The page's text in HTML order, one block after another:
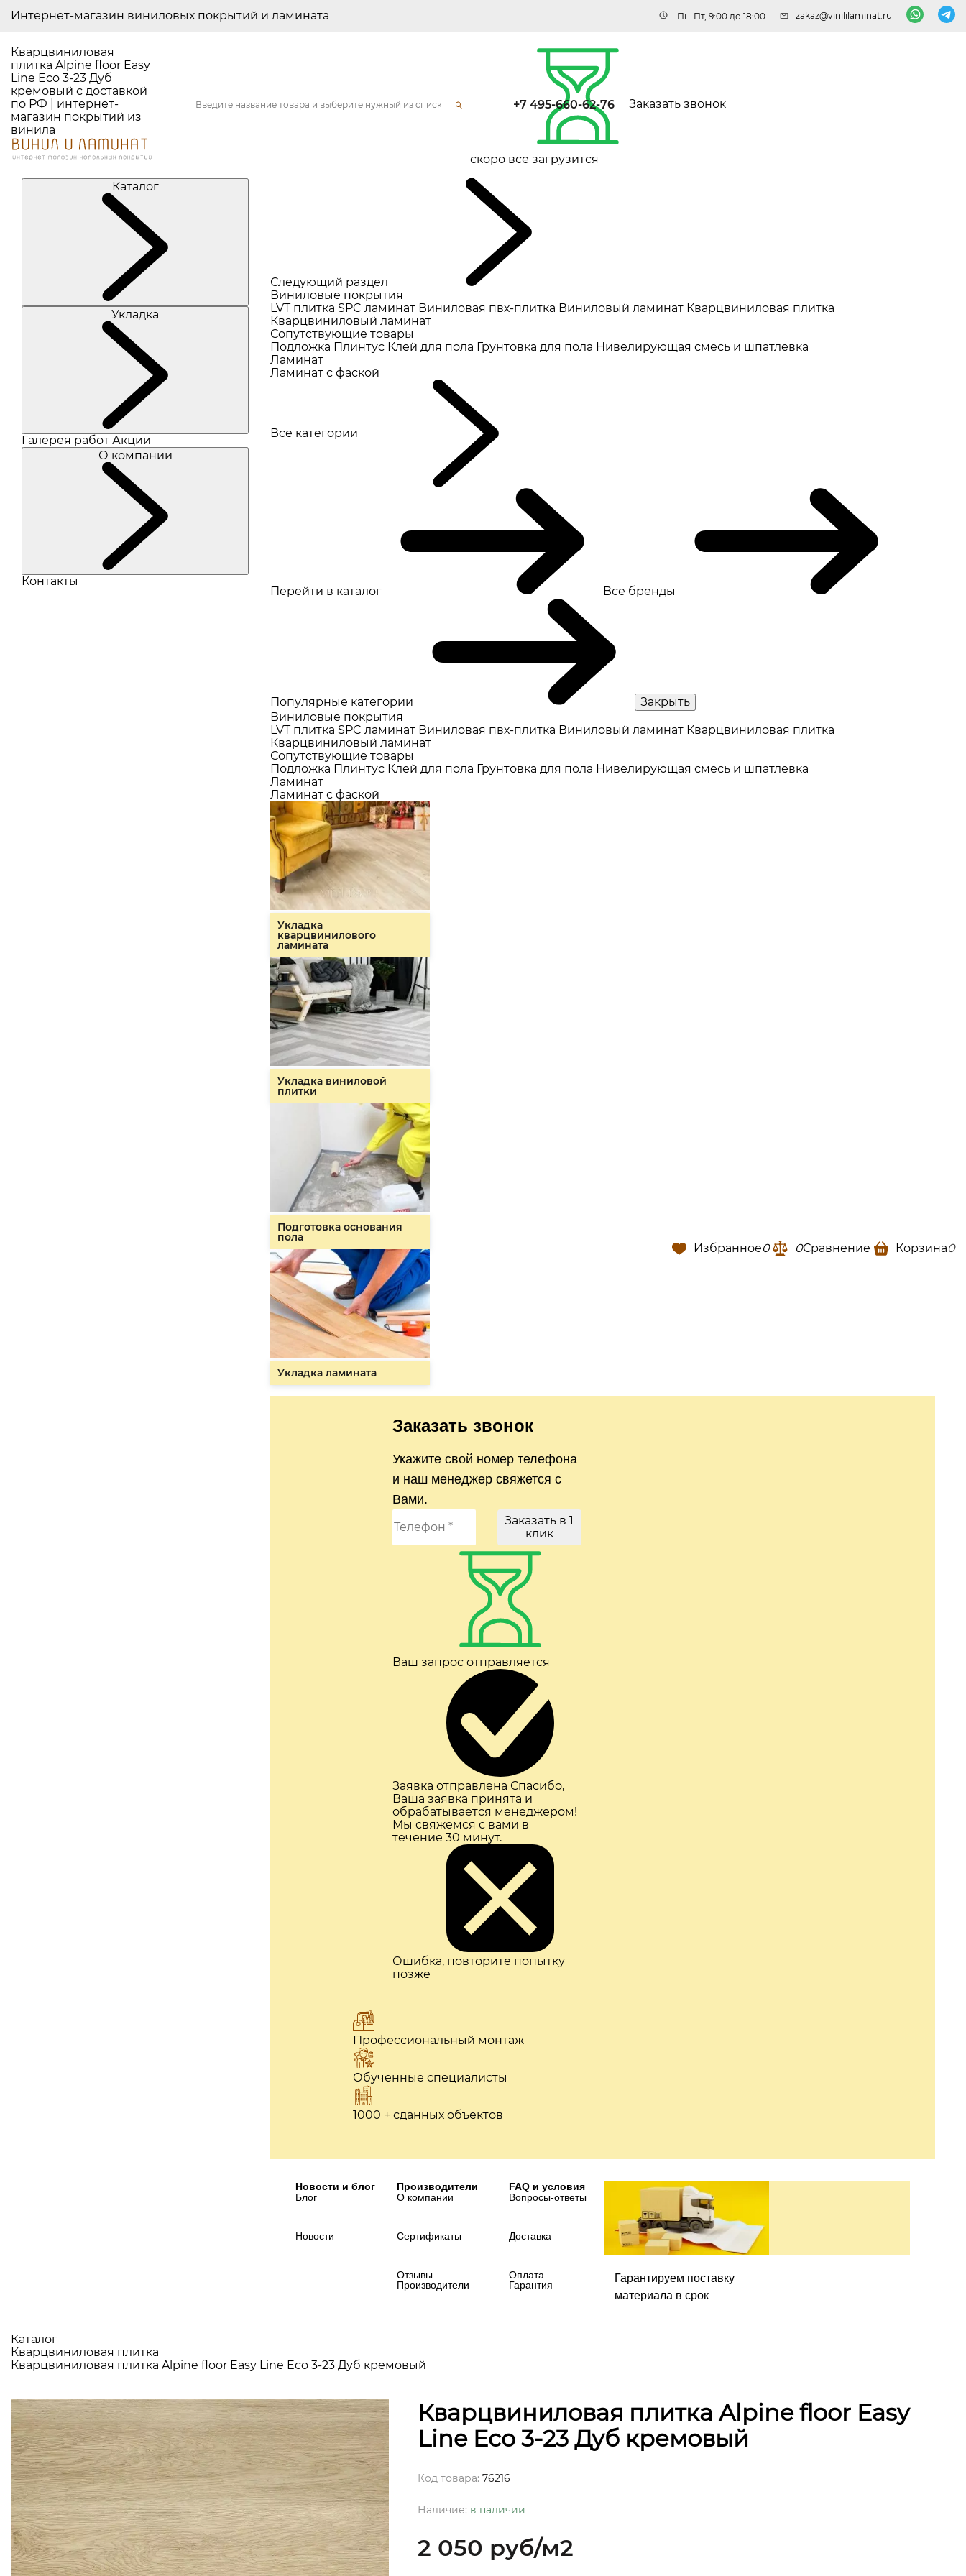
Интернет-магазин виниловых покрытий и ламината Пн-Пт, 9:00 до 18:00 zakaz@vinililaminat.ru
Кварцвиниловая
плитка Alpine floor Easy
Line Eco 3-23 Дуб
кремовый с доставкой
по РФ | интернет-
магазин покрытий из
винила
скоро все загрузится
+7 495-660-62-76 Заказать звонок
Каталог
Укладка
Галерея работ Акции
О компании
Контакты
Следующий раздел
Виниловые покрытия
LVT плитка SPC ламинат Виниловая пвх-плитка Виниловый ламинат Кварцвиниловая плитка
Кварцвиниловый ламинат
Сопутствующие товары
Подложка Плинтус Клей для пола Грунтовка для пола Нивелирующая смесь и шпатлевка
Ламинат
Ламинат с фаской
Все катeгории
Перейти в каталог Все бренды
Популярные категории
Закрыть
Виниловые покрытия
LVT плитка SPC ламинат Виниловая пвх-плитка Виниловый ламинат Кварцвиниловая плитка
Кварцвиниловый ламинат
Сопутствующие товары
Подложка Плинтус Клей для пола Грунтовка для пола Нивелирующая смесь и шпатлевка
Ламинат
Ламинат с фаской
Укладка
кварцвинилового
ламината
Укладка виниловой
плитки
Подготовка основания
пола
Укладка ламината
Заказать звонок
Укажите свой номер телефона
и наш менеджер свяжется с
Вами.
Заказать в 1
клик
Ваш запрос отправляется
Заявка отправлена Спасибо,
Ваша заявка принята и
обрабатывается менеджером!
Мы свяжемся с вами в
течение 30 минут.
Ошибка, повторите попытку
позже
Профессиональный монтаж
Обученные специалисты
1000 + сданных объектов
Новости и блог
Блог
Новости
Производители
О компании
Сертификаты
Отзывы
Производители
FAQ и условия
Вопросы-ответы
Доставка
Оплата
Гарантия
Гарантируем поставку
материала в срок
Избранное0 0Сравнение Корзина0
Каталог
Кварцвиниловая плитка
Кварцвиниловая плитка Alpine floor Easy Line Eco 3-23 Дуб кремовый
Кварцвиниловая плитка Alpine floor Easy
Line Eco 3-23 Дуб кремовый
Код товара: 76216
Наличие: в наличии
2 050 руб/м2